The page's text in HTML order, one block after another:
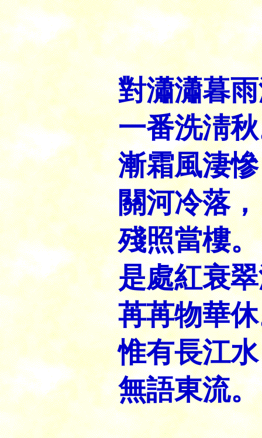
對瀟瀟暮
一番洗淸
漸霜風淒
關河冷落，
殘照當樓。
是處紅衰
苒苒物華
惟有長江
無語東流。